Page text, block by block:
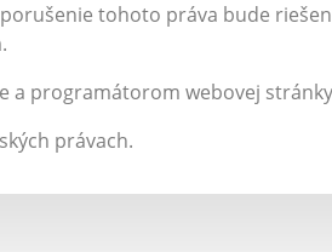
tohoto práva bude
a programátorom webovej
právach.